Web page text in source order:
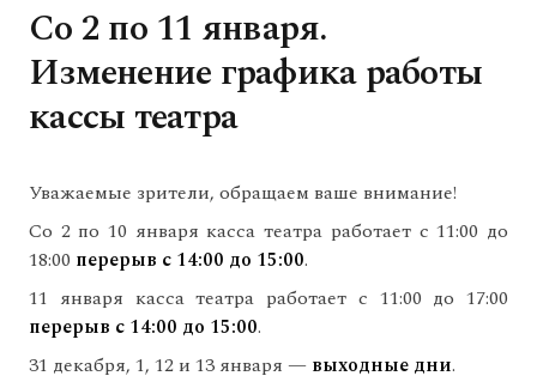
Со 2 по 11 января.
Изменение графика работы
кассы театра
Уважаемые зрители, обращаем ваше внимание!
Со 2 по 10 января касса театра работает с 11:00 до
18:00 перерыв с 14:00 до 15:00.
11 января касса театра работает с 11:00 до 17:00
перерыв с 14:00 до 15:00.
31 декабря, 1, 12 и 13 января — выходные дни.